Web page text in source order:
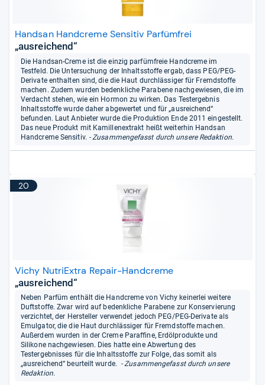
Handsan Handcreme Sensitiv Parfümfrei
„ausreichend“
Die Handsan-Creme ist die einzig parfümfreie Handcreme im
Testfeld. Die Untersuchung der Inhaltsstoffe ergab, dass PEG/PEG-
Derivate enthalten sind, die die Haut durchlässiger für Fremdstoffe
machen. Zudem wurden bedenkliche Parabene nachgewiesen, die im
Verdacht stehen, wie ein Hormon zu wirken. Das Testergebnis
Inhaltsstoffe wurde daher abgewertet und für „ausreichend“
befunden. Laut Anbieter wurde die Produktion Ende 2011 eingestellt.
Das neue Produkt mit Kamillenextrakt heißt weiterhin Handsan
Handcreme Sensitiv. - Zusammengefasst durch unsere Redaktion.
20
Vichy NutriExtra Repair-Handcreme
„ausreichend“
Neben Parfüm enthält die Handcreme von Vichy keinerlei weitere
Duftstoffe. Zwar wird auf bedenkliche Parabene zur Konservierung
verzichtet, der Hersteller verwendet jedoch PEG/PEG-Derivate als
Emulgator, die die Haut durchlässiger für Fremdstoffe machen.
Außerdem wurden in der Creme Paraffine, Erdölprodukte und
Silikone nachgewiesen. Dies hatte eine Abwertung des
Testergebnisses für die Inhaltsstoffe zur Folge, das somit als
„ausreichend“ beurteilt wurde. - Zusammengefasst durch unsere
Redaktion.